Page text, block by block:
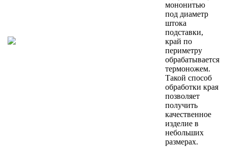
мононитью
под диаметр
штока
подставки,
край по
периметру
обрабатывается
термоножем.
Такой способ
обработки края
позволяет
получить
качественное
изделие в
небольших
размерах.